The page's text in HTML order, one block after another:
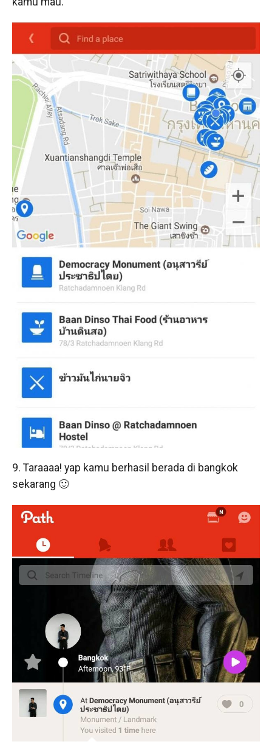
9. Taraaaa! yap kamu berhasil berada di bangkok
sekarang 🙂